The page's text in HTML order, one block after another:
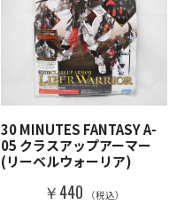
30 MINUTES FANTASY A-
05 クラスアップアーマー
(リーベルウォーリア)
￥440 （税込）